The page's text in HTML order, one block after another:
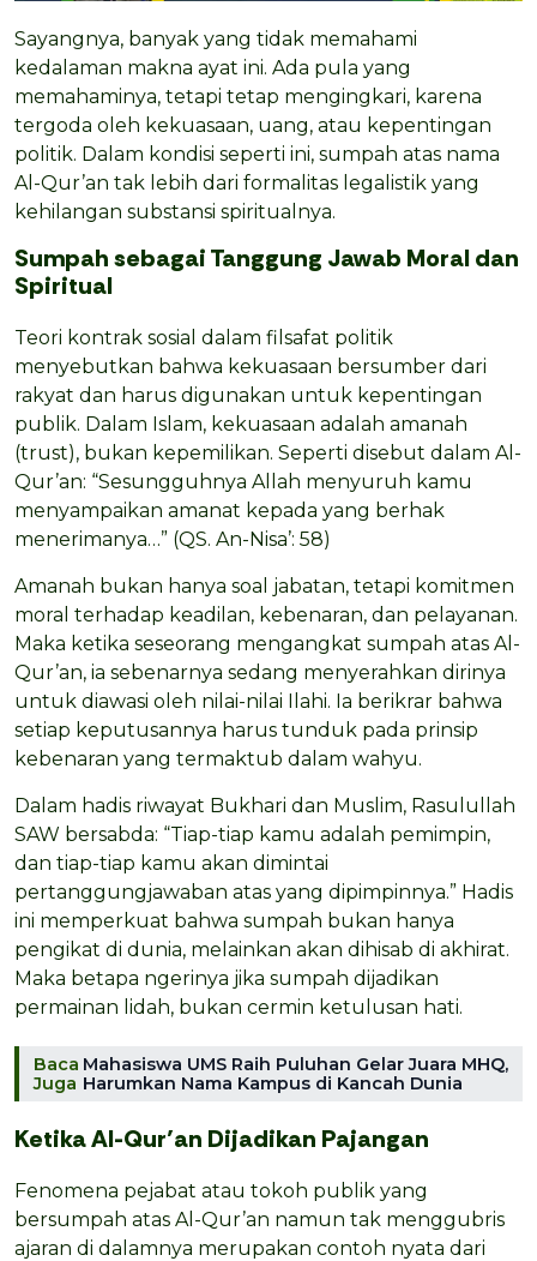
Sayangnya, banyak yang tidak memahami
kedalaman makna ayat ini. Ada pula yang
memahaminya, tetapi tetap mengingkari, karena
tergoda oleh kekuasaan, uang, atau kepentingan
politik. Dalam kondisi seperti ini, sumpah atas nama
Al-Qur’an tak lebih dari formalitas legalistik yang
kehilangan substansi spiritualnya.
Sumpah sebagai Tanggung Jawab Moral dan
Spiritual
Teori kontrak sosial dalam filsafat politik
menyebutkan bahwa kekuasaan bersumber dari
rakyat dan harus digunakan untuk kepentingan
publik. Dalam Islam, kekuasaan adalah amanah
(trust), bukan kepemilikan. Seperti disebut dalam Al-
Qur’an: “Sesungguhnya Allah menyuruh kamu
menyampaikan amanat kepada yang berhak
menerimanya…” (QS. An-Nisa’: 58)
Amanah bukan hanya soal jabatan, tetapi komitmen
moral terhadap keadilan, kebenaran, dan pelayanan.
Maka ketika seseorang mengangkat sumpah atas Al-
Qur’an, ia sebenarnya sedang menyerahkan dirinya
untuk diawasi oleh nilai-nilai Ilahi. Ia berikrar bahwa
setiap keputusannya harus tunduk pada prinsip
kebenaran yang termaktub dalam wahyu.
Dalam hadis riwayat Bukhari dan Muslim, Rasulullah
SAW bersabda: “Tiap-tiap kamu adalah pemimpin,
dan tiap-tiap kamu akan dimintai
pertanggungjawaban atas yang dipimpinnya.” Hadis
ini memperkuat bahwa sumpah bukan hanya
pengikat di dunia, melainkan akan dihisab di akhirat.
Maka betapa ngerinya jika sumpah dijadikan
permainan lidah, bukan cermin ketulusan hati.
Baca
Juga
Mahasiswa UMS Raih Puluhan Gelar Juara MHQ,
Harumkan Nama Kampus di Kancah Dunia
Ketika Al-Qur’an Dijadikan Pajangan
Fenomena pejabat atau tokoh publik yang
bersumpah atas Al-Qur’an namun tak menggubris
ajaran di dalamnya merupakan contoh nyata dari